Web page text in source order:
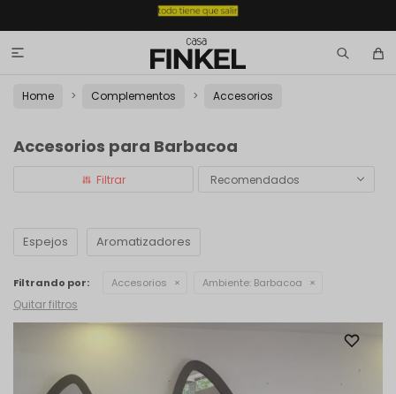

Home Complementos Accesorios
Accesorios para Barbacoa
Recomendados
Espejos Aromatizadores
Filtrando por: Accesorios Ambiente: Barbacoa
Quitar filtros